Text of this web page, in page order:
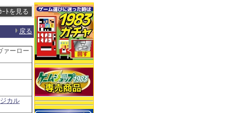
戻る
ァーロー
カル